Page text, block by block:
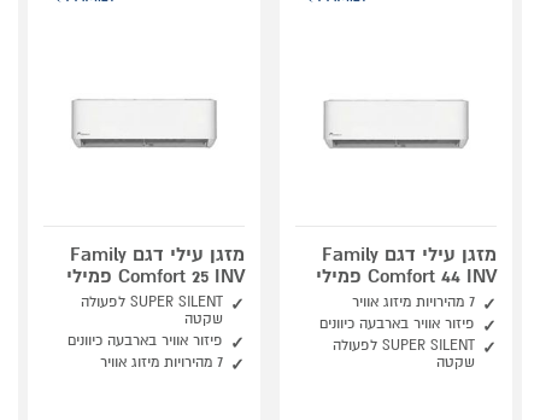
מזגן עילי דגם Family
Comfort 44 INV פמילי
7 מהירויות מיזוג אוויר
פיזור אוויר בארבעה כיוונים
SUPER SILENT לפעולה
שקטה
מזגן עילי דגם Family
Comfort 25 INV פמילי
SUPER SILENT לפעולה
שקטה
פיזור אוויר בארבעה כיוונים
7 מהירויות מיזוג אוויר